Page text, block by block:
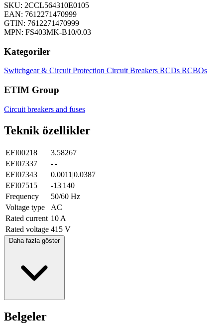
SKU: 2CCL564310E0105
EAN: 7612271470999
GTIN: 7612271470999
MPN: FS403MK-B10/0.03
Kategoriler
Switchgear & Circuit Protection Circuit Breakers RCDs RCBOs
ETIM Group
Circuit breakers and fuses
Teknik özellikler
EFI00218
3.58267
EFI07337
-|-
EFI07343
0.0011|0.0387
EFI07515
-13|140
Frequency
50/60 Hz
Voltage type
AC
Rated current 10 A
Rated voltage 415 V
Daha fazla göster
Belgeler